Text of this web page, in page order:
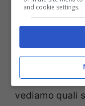
Feb 2, 2014 di
Dopo le tre
nelle partite
vediamo quali
and cookie settings.